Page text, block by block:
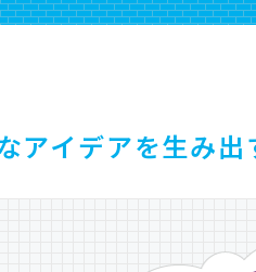
イデアを生み